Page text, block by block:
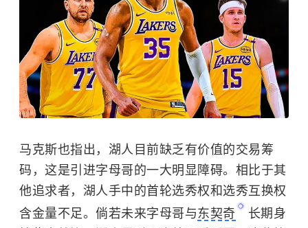
马克斯也指出，湖人目前缺乏有价值的交易筹
码，这是引进字母哥的一大明显障碍。相比于其
他追求者，湖人手中的首轮选秀权和选秀互换权
含金量不足。倘若未来字母哥与东契奇
长期身